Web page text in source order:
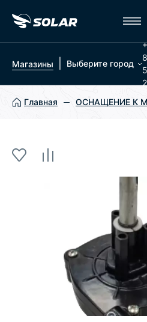
Магазины Выберите город
Главная ОСНАЩЕНИЕ К